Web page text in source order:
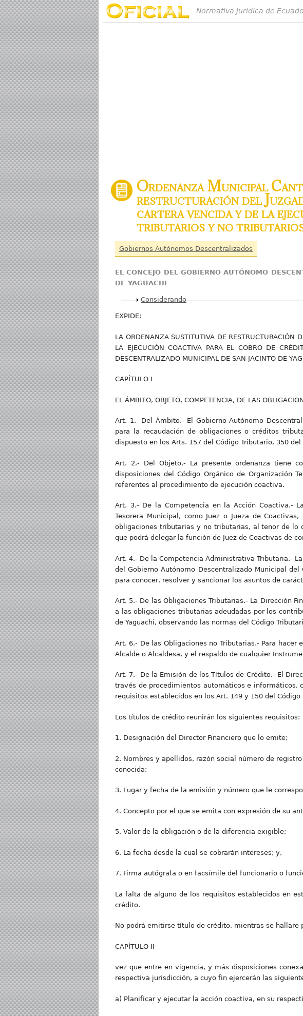
Normativa Jurídica de
Ordenanza Municipal
restructuración del
cartera vencida y de la
tributarios y no
Gobiernos Autónomos Descentralizados
EL CONCEJO DEL GOBIERNO AUTÓNOMO
DE YAGUACHI
Mostrar
Considerando
EXPIDE:
LA ORDENANZA SUSTITUTIVA DE RESTRUCTURACIÓN
LA EJECUCIÓN COACTIVA PARA EL COBRO DE
DESCENTRALIZADO MUNICIPAL DE SAN JACINTO DE
CAPÍTULO I
EL ÁMBITO, OBJETO, COMPETENCIA, DE LAS
Art. 1.- Del Ámbito.- El Gobierno Autónomo
para la recaudación de obligaciones o créditos
dispuesto en los Arts. 157 del Código Tributario, 350
Art. 2.- Del Objeto.- La presente ordenanza tiene
disposiciones del Código Orgánico de Organización
referentes al procedimiento de ejecución coactiva.
Art. 3.- De la Competencia en la Acción Coactiva.-
Tesorera Municipal, como Juez o Jueza de
obligaciones tributarias y no tributarias, al tenor de lo
que podrá delegar la función de Juez de Coactivas de
Art. 4.- De la Competencia Administrativa Tributaria.-
del Gobierno Autónomo Descentralizado Municipal
para conocer, resolver y sancionar los asuntos de
Art. 5.- De las Obligaciones Tributarias.- La Dirección
a las obligaciones tributarias adeudadas por los
de Yaguachi, observando las normas del Código
Art. 6.- De las Obligaciones no Tributarias.- Para
Alcalde o Alcaldesa, y el respaldo de cualquier
Art. 7.- De la Emisión de los Títulos de Crédito.- El
través de procedimientos automáticos e
requisitos establecidos en los Art. 149 y 150 del Código
Los títulos de crédito reunirán los siguientes requisitos:
1. Designación del Director Financiero que lo emite;
2. Nombres y apellidos, razón social número de
conocida;
3. Lugar y fecha de la emisión y número que le
4. Concepto por el que se emita con expresión de su
5. Valor de la obligación o de la diferencia exigible;
6. La fecha desde la cual se cobrarán intereses; y,
7. Firma autógrafa o en facsímile del funcionario o
La falta de alguno de los requisitos establecidos en
crédito.
No podrá emitirse título de crédito, mientras se
CAPÍTULO II
vez que entre en vigencia, y más disposiciones
respectiva jurisdicción, a cuyo fin ejercerán las
a) Planificar y ejecutar la acción coactiva, en su